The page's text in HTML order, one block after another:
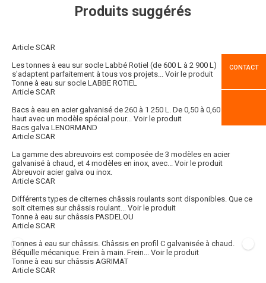
Produits suggérés
Article SCAR
Les tonnes à eau sur socle Labbé Rotiel (de 600 L à 2 900 L)
s'adaptent parfaitement à tous vos projets... Voir le produit
Tonne à eau sur socle LABBE ROTIEL
Article SCAR
Bacs à eau en acier galvanisé de 260 à 1 250 L. De 0,50 à 0,60 m de
haut avec un modèle spécial pour... Voir le produit
Bacs galva LENORMAND
Article SCAR
La gamme des abreuvoirs est composée de 3 modèles en acier
galvanisé à chaud, et 4 modèles en inox, avec... Voir le produit
Abreuvoir acier galva ou inox.
Article SCAR
Différents types de citernes châssis roulants sont disponibles. Que ce
soit citernes sur châssis roulant... Voir le produit
Tonne à eau sur châssis PASDELOU
Article SCAR
Tonnes à eau sur châssis. Châssis en profil C galvanisée à chaud.
Béquille mécanique. Frein à main. Frein... Voir le produit
Tonne à eau sur châssis AGRIMAT
Article SCAR
CONTACT